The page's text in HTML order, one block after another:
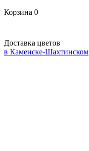
Корзина 0
Доставка цветов
в Каменске-Шахтинском